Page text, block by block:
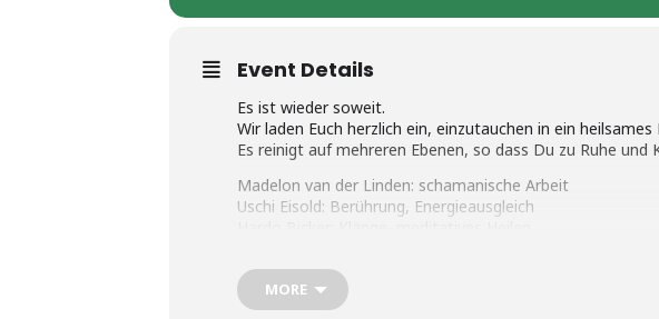
Event Details
Es ist wieder soweit.
Wir laden Euch herzlich ein, einzutauchen in ein
Es reinigt auf mehreren Ebenen, so dass Du zu Ruhe und
Madelon van der Linden: schamanische Arbeit
Uschi Eisold: Berührung, Energieausgleich
Samstag, 01. Februar 2020, 17.30 – 20 Uhr (Einlass ab
Kapelle am Urban (Gewölberaum), Grimmstr. 10, Kreuzberg
MORE